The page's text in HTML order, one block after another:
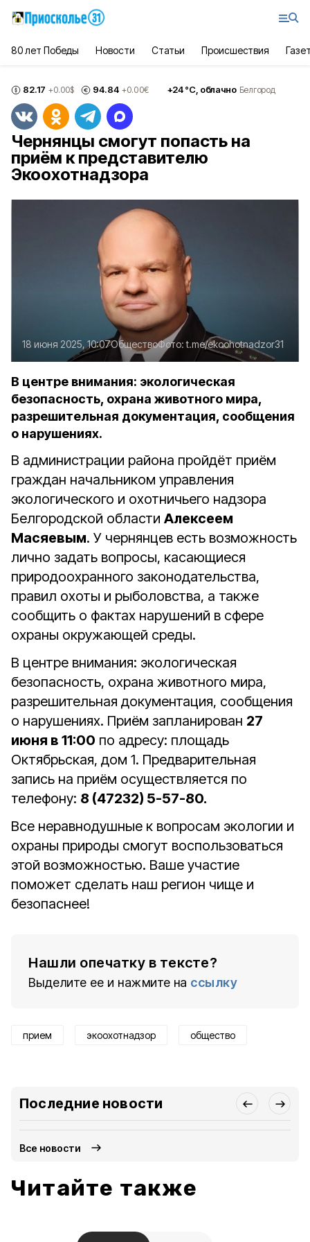
80 лет Победы Новости Статьи Происшествия
82.17 +0.00$ 94.84 +0.00€ +24°С, облачно Белгород
Чернянцы смогут попасть на
приём к представителю
Экоохотнадзора
18 июня 2025, 10:07ОбществоФото:t.me/ekoohotnadzor31
В центре внимания: экологическая
безопасность, охрана животного мира,
разрешительная документация, сообщения
о нарушениях.
В администрации района пройдёт приём
граждан начальником управления
экологического и охотничьего надзора
Белгородской области Алексеем
Масяевым. У чернянцев есть возможность
лично задать вопросы, касающиеся
природоохранного законодательства,
правил охоты и рыболовства, а также
сообщить о фактах нарушений в сфере
охраны окружающей среды.
В центре внимания: экологическая
безопасность, охрана животного мира,
разрешительная документация, сообщения
о нарушениях. Приём запланирован 27
июня в 11:00 по адресу: площадь
Октябрьская, дом 1. Предварительная
запись на приём осуществляется по
телефону: 8 (47232) 5-57-80.
Все неравнодушные к вопросам экологии и
охраны природы смогут воспользоваться
этой возможностью. Ваше участие
поможет сделать наш регион чище и
безопаснее!
Нашли опечатку в тексте?
Выделите ее и нажмите на ссылку
прием экоохотнадзор общество
Последние новости
Все новости
Читайте также